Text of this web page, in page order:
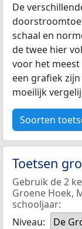
De
schaal en
de twee hier
voor het
een grafiek
moeilijk
Soorten
Toetsen
Gebruik de 2
Groene Hoek,
schooljaar:
Niveau:
De